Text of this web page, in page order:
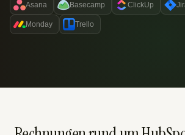
Asana Basecamp ClickUp
Monday Trello